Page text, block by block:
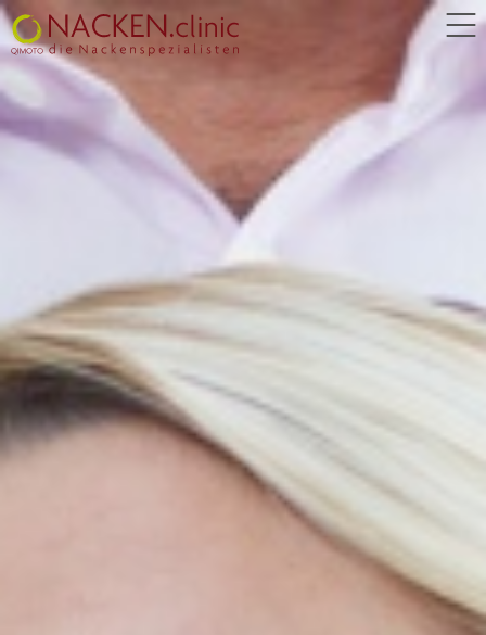
Unser Konzept
NACKENINDEX
Nackenkomplexe
Leistungen
Terminarten
Infoboard